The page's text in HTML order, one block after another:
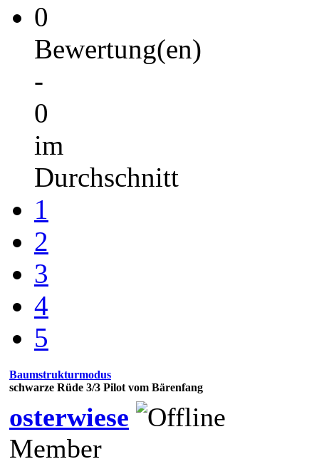
0
Bewertung(en)
-
0
im
Durchschnitt
1
2
3
4
5
Baumstrukturmodus
schwarze Rüde 3/3 Pilot vom Bärenfang
osterwiese
Member